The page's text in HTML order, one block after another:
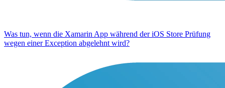
Was tun, wenn die Xamarin App während der iOS Store Prüfung
wegen einer Exception abgelehnt wird?